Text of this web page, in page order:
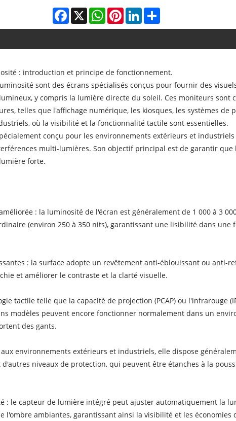
Facebook
X WhatsAppPinterestLinkedInShare
: introduction et principe de fonctionnement.
sont des écrans spécialisés conçus pour fournir des
y compris la lumière directe du soleil. Ces moniteurs sont
telles que l'affichage numérique, les kiosques, les systèmes de
où la visibilité et la fonctionnalité tactile sont essentielles.
conçu pour les environnements extérieurs et industriels
multi-lumières. Son objectif principal est de garantir que
forte.
: la luminosité de l'écran est généralement de 1 000 à 3
(environ 250 à 350 nits), garantissant une lisibilité dans une
: la surface adopte un revêtement anti-éblouissant ou anti-
et améliorer le contraste et la clarté visuelle.
tactile telle que la capacité de projection (PCAP) ou l'infrarouge
modèles peuvent encore fonctionner normalement dans un
des gants.
environnements extérieurs et industriels, elle dispose
niveaux de protection, qui peuvent être étanches à la
: le capteur de lumière intégré peut ajuster automatiquement la
l'ombre ambiantes, garantissant ainsi la visibilité et les économies